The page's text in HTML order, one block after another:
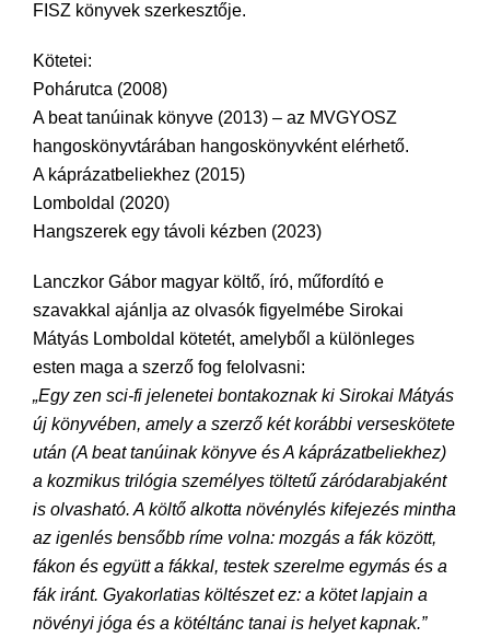
FISZ könyvek szerkesztője.
Kötetei:
Pohárutca (2008)
A beat tanúinak könyve (2013) – az MVGYOSZ
hangoskönyvtárában hangoskönyvként elérhető.
A káprázatbeliekhez (2015)
Lomboldal (2020)
Hangszerek egy távoli kézben (2023)
Lanczkor Gábor magyar költő, író, műfordító e
szavakkal ajánlja az olvasók figyelmébe Sirokai
Mátyás Lomboldal kötetét, amelyből a különleges
esten maga a szerző fog felolvasni:
„Egy zen sci-fi jelenetei bontakoznak ki Sirokai Mátyás
új könyvében, amely a szerző két korábbi verseskötete
után (A beat tanúinak könyve és A káprázatbeliekhez)
a kozmikus trilógia személyes töltetű záródarabjaként
is olvasható. A költő alkotta növénylés kifejezés mintha
az igenlés bensőbb ríme volna: mozgás a fák között,
fákon és együtt a fákkal, testek szerelme egymás és a
fák iránt. Gyakorlatias költészet ez: a kötet lapjain a
növényi jóga és a kötéltánc tanai is helyet kapnak.”